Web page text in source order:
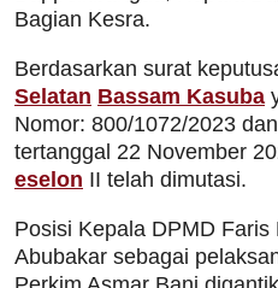
Bagian Kesra.
Berdasarkan surat
Selatan Bassam Kasuba
Nomor: 800/1072/2023
tertanggal 22 November
eselon II telah dimutasi.
Posisi Kepala DPMD
Abubakar sebagai